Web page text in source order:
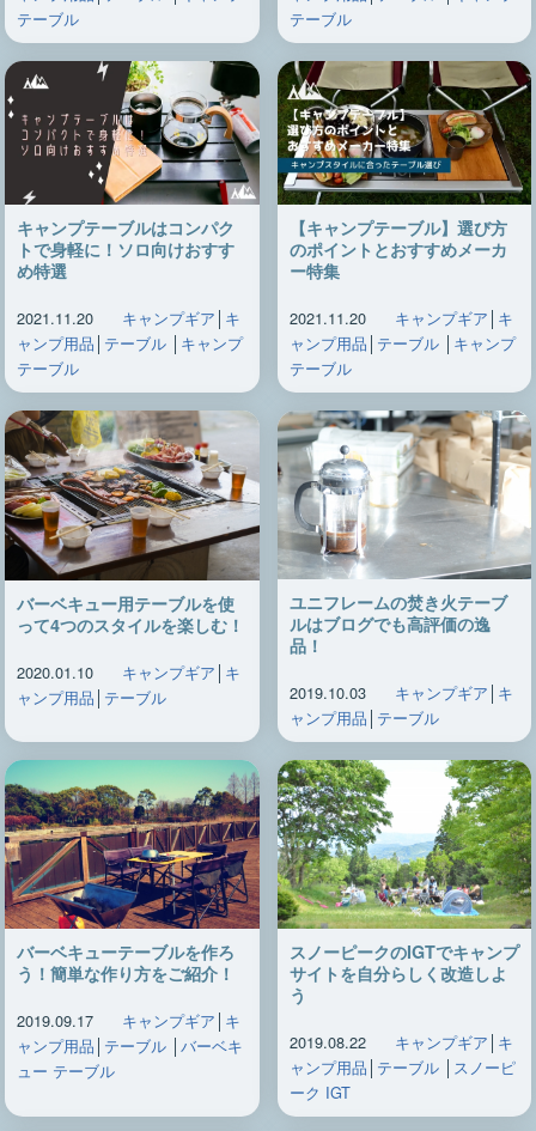
テーブル
テーブル
キャンプテーブルはコンパク
トで身軽に！ソロ向けおすす
め特選
2021.11.20 キャンプギア │ キ
ャンプ用品 │ テーブル│ キャンプ
テーブル
【キャンプテーブル】選び方
のポイントとおすすめメーカ
ー特集
2021.11.20 キャンプギア │ キ
ャンプ用品 │ テーブル│ キャンプ
テーブル
バーベキュー用テーブルを使
って4つのスタイルを楽しむ！
2020.01.10 キャンプギア │ キ
ャンプ用品 │ テーブル
ユニフレームの焚き火テーブ
ルはブログでも高評価の逸
品！
2019.10.03 キャンプギア │ キ
ャンプ用品 │ テーブル
バーベキューテーブルを作ろ
う！簡単な作り方をご紹介！
2019.09.17 キャンプギア │ キ
ャンプ用品 │ テーブル│ バーベキ
ュー テーブル
スノーピークのIGTでキャンプ
サイトを自分らしく改造しよ
う
2019.08.22 キャンプギア キ
ャンプ用品 テーブル│ スノーピ
ーク IGT